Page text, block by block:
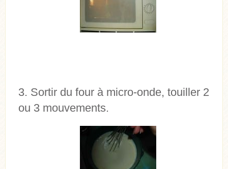
Sortir du four à micro-onde, touiller 2
ou 3 mouvements.